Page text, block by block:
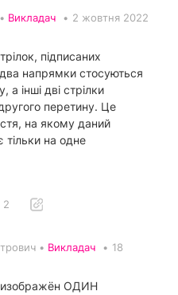
Викладач • 2 жовтня 2022
підписаних
напрямки стосуються
а інші дві стрілки
перетину. Це
на якому даний
тільки на одне
2
• Викладач • 18
изображён ОДИН